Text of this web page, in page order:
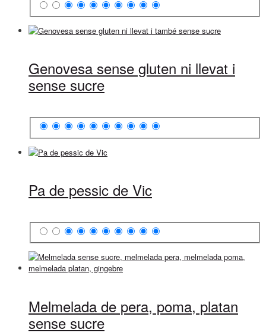
Genovesa sense gluten ni llevat i
sense sucre
Pa de pessic de Vic
Melmelada de pera, poma, platan
sense sucre